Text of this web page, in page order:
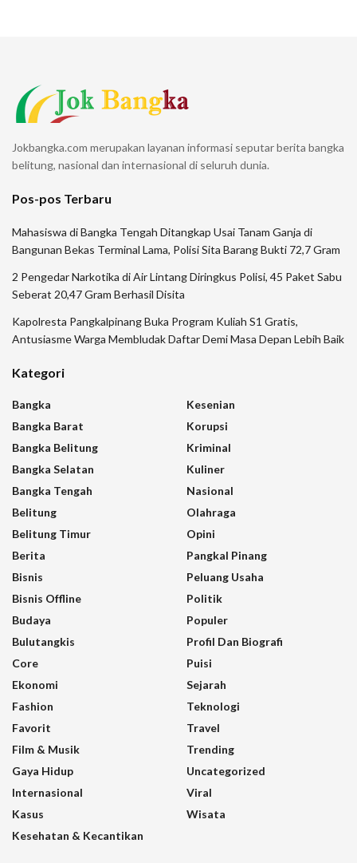
Jokbangka.com merupakan layanan informasi seputar berita bangka
belitung, nasional dan internasional di seluruh dunia.
Pos-pos Terbaru
Mahasiswa di Bangka Tengah Ditangkap Usai Tanam Ganja di
Bangunan Bekas Terminal Lama, Polisi Sita Barang Bukti 72,7 Gram
2 Pengedar Narkotika di Air Lintang Diringkus Polisi, 45 Paket Sabu
Seberat 20,47 Gram Berhasil Disita
Kapolresta Pangkalpinang Buka Program Kuliah S1 Gratis,
Antusiasme Warga Membludak Daftar Demi Masa Depan Lebih Baik
Kategori
Bangka
Bangka Barat
Bangka Belitung
Bangka Selatan
Bangka Tengah
Belitung
Belitung Timur
Berita
Bisnis
Bisnis Offline
Budaya
Bulutangkis
Core
Ekonomi
Fashion
Favorit
Film & Musik
Gaya Hidup
Internasional
Kasus
Kesehatan & Kecantikan
Kesenian
Korupsi
Kriminal
Kuliner
Nasional
Olahraga
Opini
Pangkal Pinang
Peluang Usaha
Politik
Populer
Profil Dan Biografi
Puisi
Sejarah
Teknologi
Travel
Trending
Uncategorized
Viral
Wisata